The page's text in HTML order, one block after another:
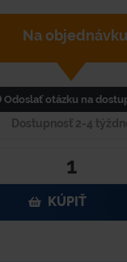
Na objednávku
Odoslať otázku na
Dostupnosť 2-4
KÚPIŤ